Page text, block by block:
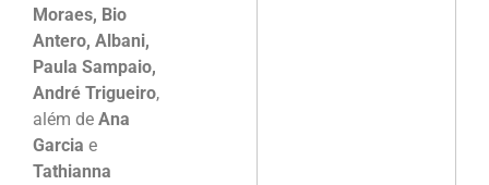
Moraes, Bio
Antero, Albani,
Paula Sampaio,
André Trigueiro,
além de Ana
Garcia e
Tathianna